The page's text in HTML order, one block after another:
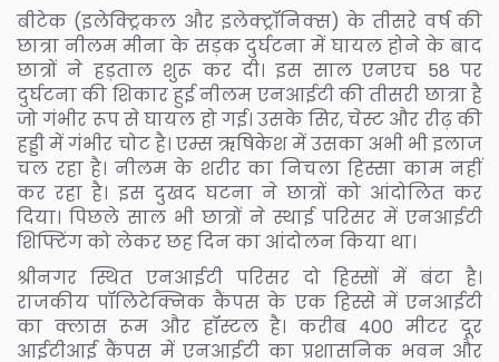
बीटेक (इलेक्ट्रिकल और इलेक्ट्रॉनिक्स) के तीसरे वर्ष की
छात्रा नीलम मीना के सड़क दुर्घटना में घायल होने के बाद
छात्रों ने हड़ताल शुरू कर दी। इस साल एनएच 58 पर
दुर्घटना की शिकार हुई नीलम एनआईटी की तीसरी छात्रा है
जो गंभीर रूप से घायल हो गई। उसके सिर, चेस्ट और रीढ़ की
हड्डी में गंभीर चोट है। एम्स ऋषिकेश में उसका अभी भी इलाज
चल रहा है। नीलम के शरीर का निचला हिस्सा काम नहीं
कर रहा है। इस दुखद घटना ने छात्रों को आंदोलित कर
दिया। पिछले साल भी छात्रों ने स्थाई परिसर में एनआईटी
शिफ्टिंग को लेकर छह दिन का आंदोलन किया था।
श्रीनगर स्थित एनआईटी परिसर दो हिस्सों में बंटा है।
राजकीय पॉलिटेक्निक कैंपस के एक हिस्से में एनआईटी
का क्लास रूम और हॉस्टल है। करीब 400 मीटर दूर
आईटीआई कैंपस में एनआईटी का प्रशासनिक भवन और